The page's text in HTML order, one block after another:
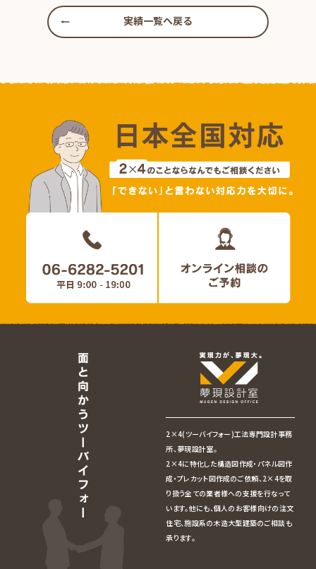
実績一覧へ戻る
2×4(ツーバイフォー)工法専門設計事務
所、夢現設計室。
2×4に特化した構造図作成・パネル図作
成・プレカット図作成のご依頼、2×4を取
り扱う全ての業者様への支援を行なって
います。他にも、個人のお客様向けの注文
住宅、施設系の木造大型建築のご相談も
承ります。